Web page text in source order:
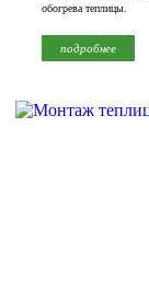
обогрева теплицы.
подробнее